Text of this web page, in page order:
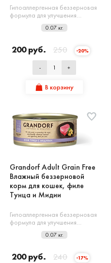
Гипоаллергенная беззерновая
формула для улучшения…
0.07 кг.
200 руб. 250 -20%
- +
В корзину
Grandorf Adult Grain Free
Влажный беззерновой
корм для кошек, филе
Тунца и Мидии
Гипоаллергенная беззерновая
формула для улучшения…
0.07 кг.
200 руб. 240 -17%